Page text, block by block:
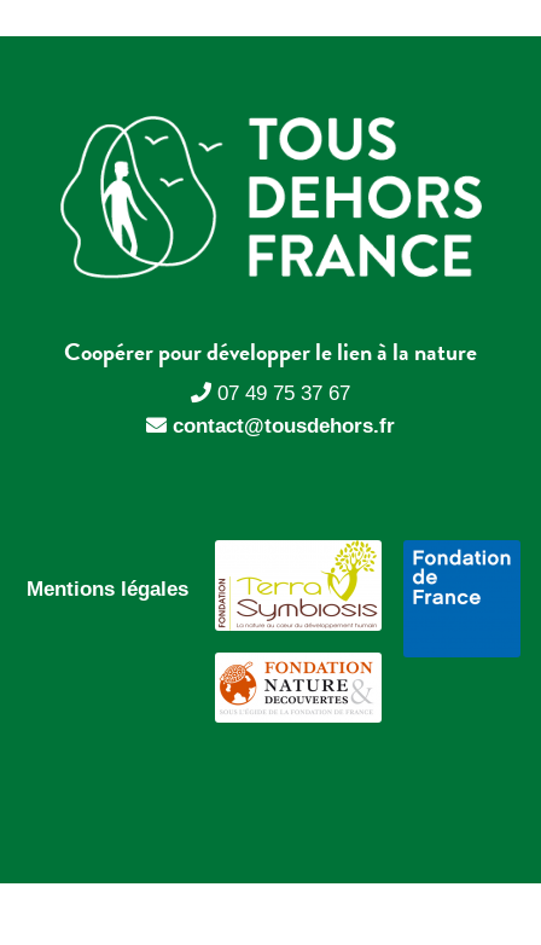
Coopérer pour développer le lien à la nature
07 49 75 37 67
contact@tousdehors.fr
Mentions légales